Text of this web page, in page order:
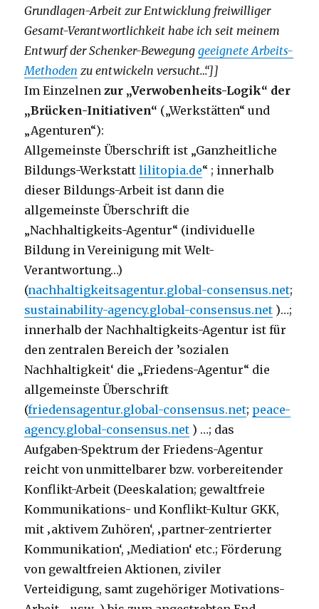
Grundlagen-Arbeit zur Entwicklung freiwilliger
Gesamt-Verantwortlichkeit habe ich seit meinem
Entwurf der Schenker-Bewegunggeeignete Arbeits-
Methoden zu entwickeln versucht…“]]
Im Einzelnenzur „Verwobenheits-Logik“ der
„Brücken-Initiativen“ („Werkstätten“ und
„Agenturen“):
Allgemeinste Überschrift ist „Ganzheitliche
Bildungs-Werkstattlilitopia.de“ ; innerhalb
dieser Bildungs-Arbeit ist dann die
allgemeinste Überschrift die
„Nachhaltigkeits-Agentur“ (individuelle
Bildung in Vereinigung mit Welt-
Verantwortung…)
(nachhaltigkeitsagentur.global-consensus.net;
sustainability-agency.global-consensus.net )…;
innerhalb der Nachhaltigkeits-Agentur ist für
den zentralen Bereich der ’sozialen
Nachhaltigkeit‘ die „Friedens-Agentur“ die
allgemeinste Überschrift
(friedensagentur.global-consensus.net; peace-
agency.global-consensus.net ) …; das
Aufgaben-Spektrum der Friedens-Agentur
reicht von unmittelbarer bzw. vorbereitender
Konflikt-Arbeit (Deeskalation; gewaltfreie
Kommunikations- und Konflikt-Kultur GKK,
mit ‚aktivem Zuhören‘, ‚partner-zentrierter
Kommunikation‘, ‚Mediation‘ etc.; Förderung
von gewaltfreien Aktionen, ziviler
Verteidigung, samt zugehöriger Motivations-